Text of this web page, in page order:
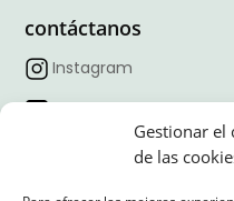
Gestionar
de las
contáctanos
Instagram
Facebook
Linkedin